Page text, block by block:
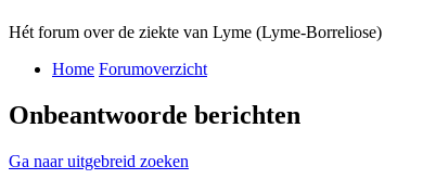
Hét forum over de ziekte van Lyme (Lyme-Borreliose)
Home Forumoverzicht
Onbeantwoorde berichten
Ga naar uitgebreid zoeken